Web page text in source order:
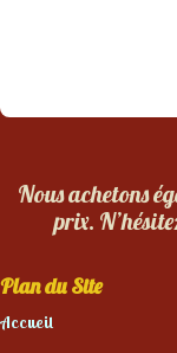
Nous achetons
prix.
Plan du Site
Accueil